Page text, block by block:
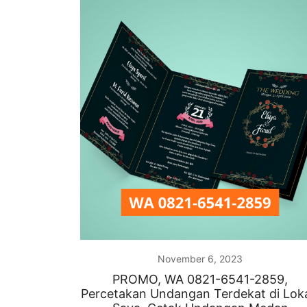
November 6, 2023
PROMO, WA 0821-6541-2859,
Percetakan Undangan Terdekat di